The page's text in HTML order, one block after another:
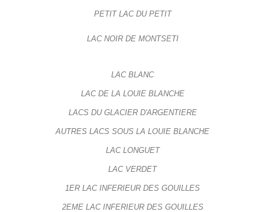
PETIT LAC DU PETIT
LAC NOIR DE MONTSETI
LAC BLANC
LAC DE LA LOUIE BLANCHE
LACS DU GLACIER D'ARGENTIERE
AUTRES LACS SOUS LA LOUIE BLANCHE
LAC LONGUET
LAC VERDET
1ER LAC INFERIEUR DES GOUILLES
2EME LAC INFERIEUR DES GOUILLES